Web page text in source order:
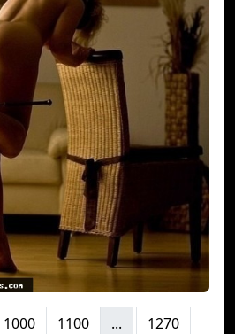
1000 1100 ...
1270